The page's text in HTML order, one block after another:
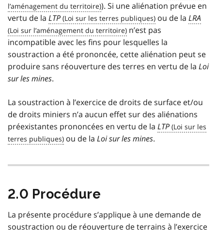
). Si une aliénation prévue en
vertu de la LTP ou de la LRA
n’est pas
incompatible avec les fins pour lesquelles la
soustraction a été prononcée, cette aliénation peut se
produire sans réouverture des terres en vertu de la Loi
sur les mines.
La soustraction à l’exercice de droits de surface et/ou
de droits miniers n’a aucun effet sur des aliénations
préexistantes prononcées en vertu de la LTP
ou de la Loi sur les mines.
2.0 Procédure
La présente procédure s’applique à une demande de
soustraction ou de réouverture de terrains à l’exercice